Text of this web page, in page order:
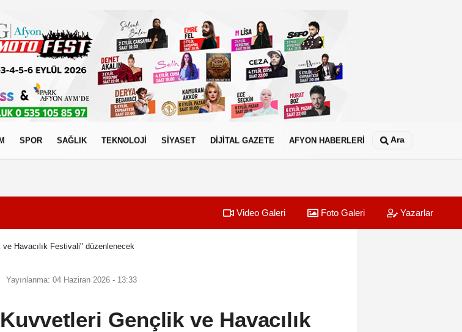
SPOR SAĞLIK TEKNOLOJİ SİYASET DİJİTAL GAZETE AFYON HABERLERİ Ara
Video Galeri Foto Galeri Yazarlar
Havacılık Festivali" düzenlenecek
Yayınlanma: 04 Haziran 2026 - 13:33
Gençlik ve Havacılık